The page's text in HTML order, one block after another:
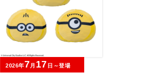
2026年7 月 17 日～登場